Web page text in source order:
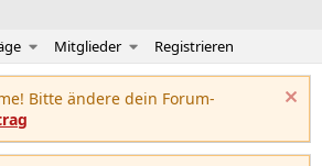
Mitglieder Registrieren
Bitte ändere dein Forum-